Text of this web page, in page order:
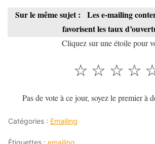
Sur le même sujet :
Les e-mailing
favorisent les taux
Cliquez sur une étoile pour
☆
☆
☆
☆
Pas de vote à ce jour, soyez le premier à
Catégories : Emailing